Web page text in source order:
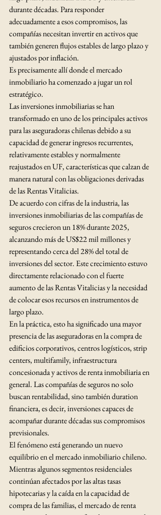
durante décadas. Para responder
adecuadamente a esos compromisos, las
compañías necesitan invertir en activos que
también generen flujos estables de largo plazo y
ajustados por inflación.
Es precisamente allí donde el mercado
inmobiliario ha comenzado a jugar un rol
estratégico.
Las inversiones inmobiliarias se han
transformado en uno de los principales activos
para las aseguradoras chilenas debido a su
capacidad de generar ingresos recurrentes,
relativamente estables y normalmente
reajustados en UF, características que calzan de
manera natural con las obligaciones derivadas
de las Rentas Vitalicias.
De acuerdo con cifras de la industria, las
inversiones inmobiliarias de las compañías de
seguros crecieron un 18% durante 2025,
alcanzando más de US$22 mil millones y
representando cerca del 28% del total de
inversiones del sector. Este crecimiento estuvo
directamente relacionado con el fuerte
aumento de las Rentas Vitalicias y la necesidad
de colocar esos recursos en instrumentos de
largo plazo.
En la práctica, esto ha significado una mayor
presencia de las aseguradoras en la compra de
edificios corporativos, centros logísticos, strip
centers, multifamily, infraestructura
concesionada y activos de renta inmobiliaria en
general. Las compañías de seguros no solo
buscan rentabilidad, sino también duration
financiera, es decir, inversiones capaces de
acompañar durante décadas sus compromisos
previsionales.
El fenómeno está generando un nuevo
equilibrio en el mercado inmobiliario chileno.
Mientras algunos segmentos residenciales
continúan afectados por las altas tasas
hipotecarias y la caída en la capacidad de
compra de las familias, el mercado de renta